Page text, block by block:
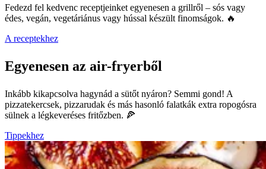
Fedezd fel kedvenc receptjeinket egyenesen a grillről – sós vagy
édes, vegán, vegetáriánus vagy hússal készült finomságok. 🔥
A receptekhez
Egyenesen az air-fryerből
Inkább kikapcsolva hagynád a sütőt nyáron? Semmi gond! A
pizzatekercsek, pizzarudak és más hasonló falatkák extra ropogósra
sülnek a légkeveréses fritőzben. 🍕
Tippekhez